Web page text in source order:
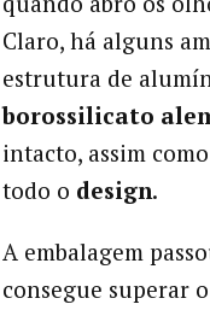
Claro, há alguns
estrutura de
borossilicato
intacto, assim
todo o design.
A embalagem
consegue superar